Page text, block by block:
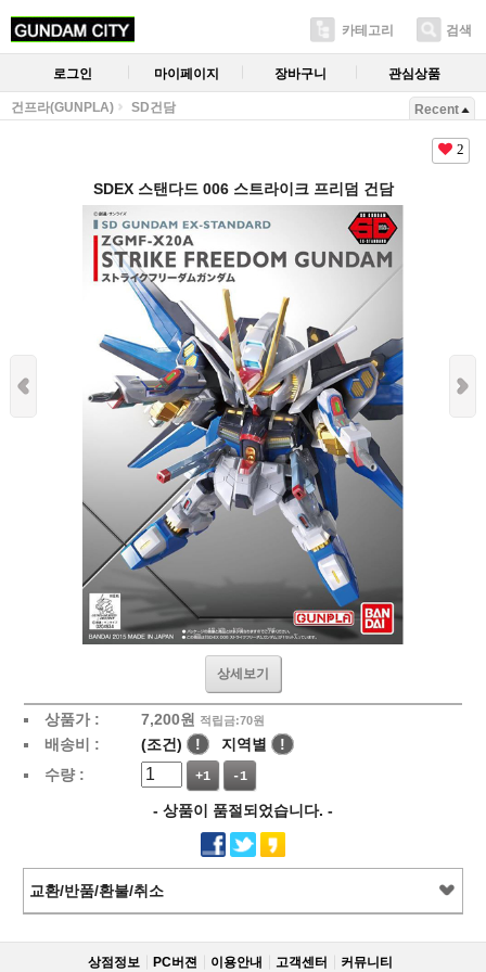
카테고리 검색
로그인 마이페이지 장바구니 관심상품
건프라(GUNPLA) SD건담 Recent
2
SDEX 스탠다드 006 스트라이크 프리덤 건담
상세보기
상품가 : 7,200원 적립금:70원
배송비 : (조건) ! 지역별
!
수량 :
+1 -1
- 상품이 품절되었습니다. -
교환/반품/환불/취소
상점정보 PC버젼 이용안내 고객센터 커뮤니티